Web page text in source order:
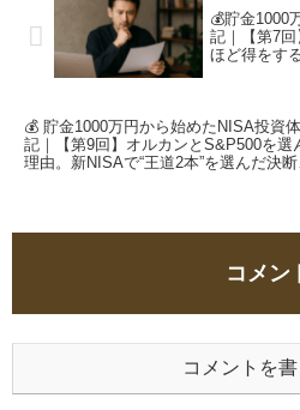
💰貯金1000
記｜【第7
ほど得をす
💰 貯金1000万円から始めたNISA投資
記｜【第9回】オルカンとS&P500を選
理由。新NISAで“王道2本”を選んだ決断
コメン
コメントを